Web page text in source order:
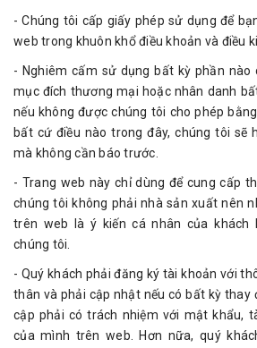
- Chúng tôi cấp giấy phép sử dụng để
web trong khuôn khổ điều khoản và điều
- Nghiêm cấm sử dụng bất kỳ phần nào
mục đích thương mại hoặc nhân danh
nếu không được chúng tôi cho phép
bất cứ điều nào trong đây, chúng tôi sẽ
mà không cần báo trước.
- Trang web này chỉ dùng để cung cấp
chúng tôi không phải nhà sản xuất nên
trên web là ý kiến cá nhân của khách
chúng tôi.
- Quý khách phải đăng ký tài khoản với
thân và phải cập nhật nếu có bất kỳ thay
cập phải có trách nhiệm với mật khẩu,
của mình trên web. Hơn nữa, quý